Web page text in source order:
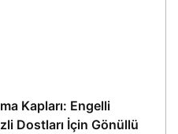
Kapları: Engelli
Dostları İçin Gönüllü